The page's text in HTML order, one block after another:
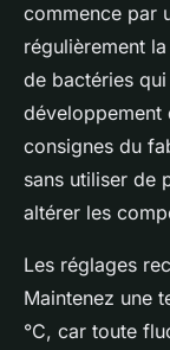
commence par
régulièrement
de bactéries
développement
consignes du
sans utiliser de
altérer les
Les réglages
Maintenez une
°C, car toute